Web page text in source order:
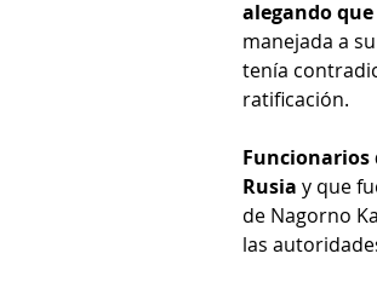
alegando
manejada a
tenía
ratificación.
Funcionarios
Rusia y que
de Nagorno
las